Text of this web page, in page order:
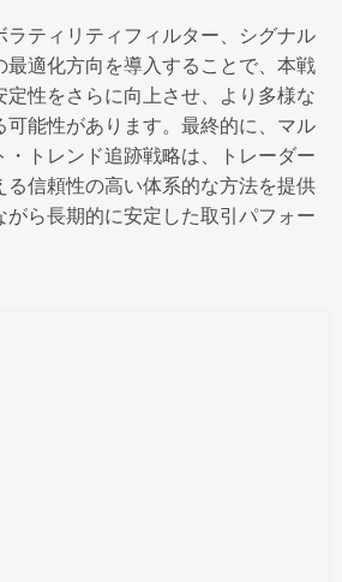
ティリティフィルター、シグナル
適化方向を導入することで、本戦
性をさらに向上させ、より多様な
能性があります。最終的に、マル
トレンド追跡戦略は、トレーダー
る信頼性の高い体系的な方法を提供
がら長期的に安定した取引パフォー